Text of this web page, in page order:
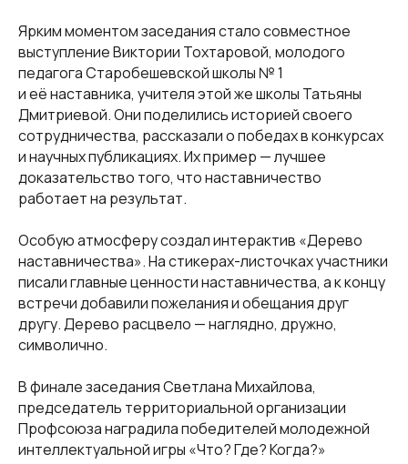
Ярким моментом заседания стало совместное
выступление Виктории Тохтаровой, молодого
педагога Старобешевской школы № 1
и её наставника, учителя этой же школы Татьяны
Дмитриевой. Они поделились историей своего
сотрудничества, рассказали о победах в конкурсах
и научных публикациях. Их пример — лучшее
доказательство того, что наставничество
работает на результат.
Особую атмосферу создал интерактив «Дерево
наставничества». На стикерах-листочках участники
писали главные ценности наставничества, а к концу
встречи добавили пожелания и обещания друг
другу. Дерево расцвело — наглядно, дружно,
символично.
В финале заседания Светлана Михайлова,
председатель территориальной организации
Профсоюза наградила победителей молодежной
интеллектуальной игры «Что? Где? Когда?»
© Все права защищены.